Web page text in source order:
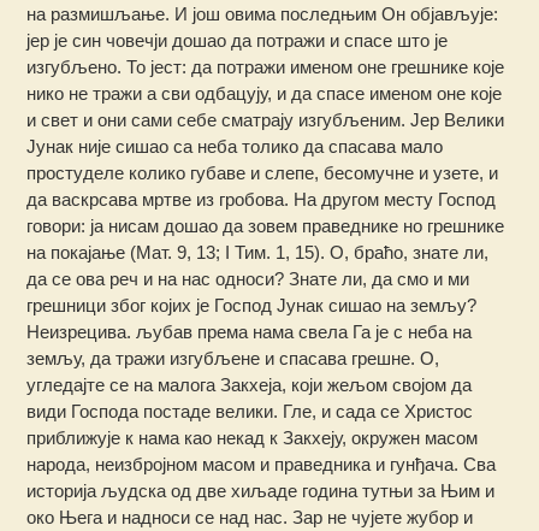
на размишљање. И још овима последњим Он објављује:
јер је син човечји дошао да потражи и спасе што је
изгубљено. То јест: да потражи именом оне грешнике које
нико не тражи а сви одбацују, и да спасе именом оне које
и свет и они сами себе сматрају изгубљеним. Јер Велики
Јунак није сишао са неба толико да спасава мало
простуделе колико губаве и слепе, бесомучне и узете, и
да васкрсава мртве из гробова. На другом месту Господ
говори: ја нисам дошао да зовем праведнике но грешнике
на покајање (Мат. 9, 13; I Тим. 1, 15). О, браћо, знате ли,
да се ова реч и на нас односи? Знате ли, да смо и ми
грешници због којих је Господ Јунак сишао на земљу?
Неизрецива. љубав према нама свела Га је с неба на
земљу, да тражи изгубљене и спасава грешне. О,
угледајте се на малога Закхеја, који жељом својом да
види Господа постаде велики. Гле, и сада се Христос
приближује к нама као некад к Закхеју, окружен масом
народа, неизбројном масом и праведника и гунђача. Сва
историја људска од две хиљаде година тутњи за Њим и
око Њега и надноси се над нас. Зар не чујете жубор и